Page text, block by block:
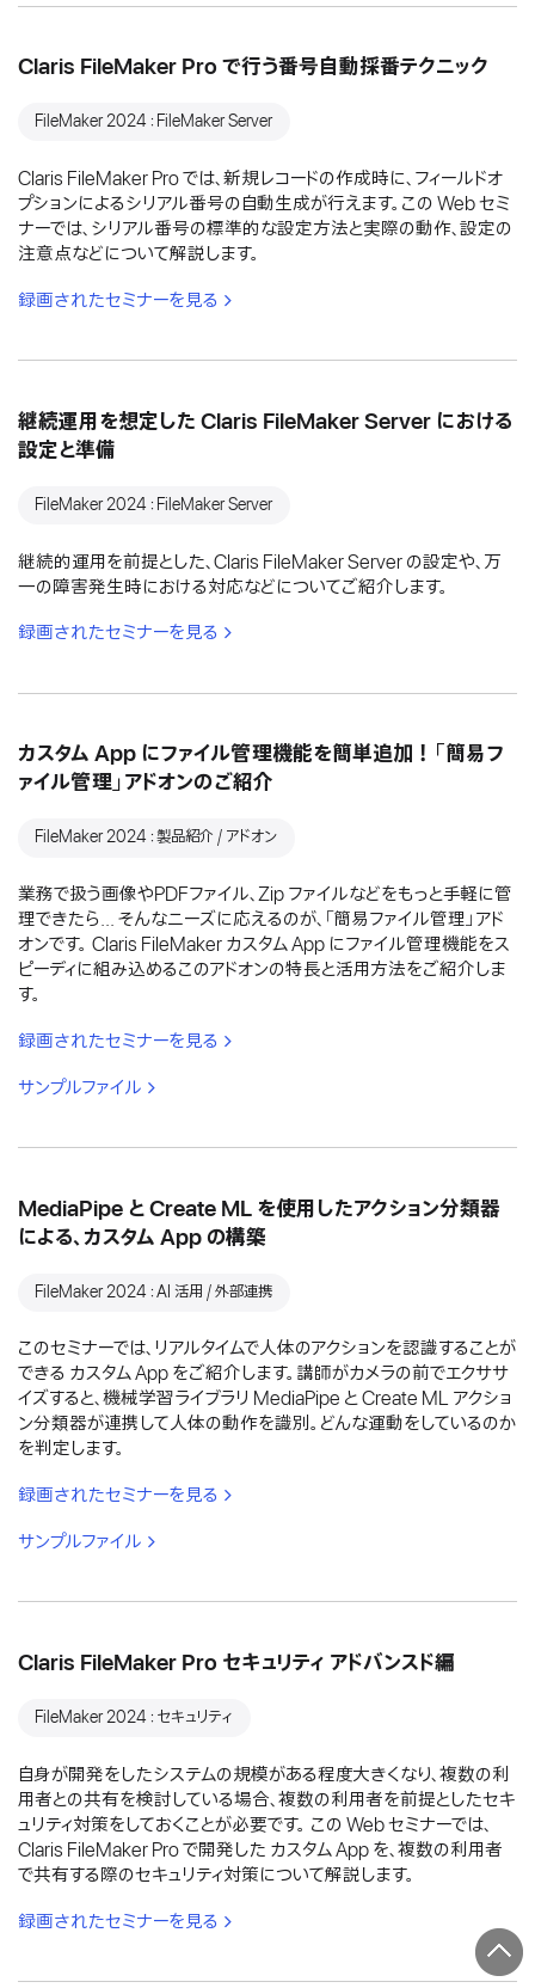
Claris FileMaker Pro で行う番号自動採番テクニック
FileMaker 2024：FileMaker Server
Claris FileMaker Pro では、新規レコードの作成時に、フィールドオ
プションによるシリアル番号の自動生成が行えます。この Web セミ
ナーでは、シリアル番号の標準的な設定方法と実際の動作、設定の
注意点などについて解説します。
録画されたセミナーを見る
継続運用を想定した Claris FileMaker Server における
設定と準備
FileMaker 2024：FileMaker Server
継続的運用を前提とした、Claris FileMaker Server の設定や、万
一の障害発生時における対応などについてご紹介します。
録画されたセミナーを見る
カスタム App にファイル管理機能を簡単追加！「簡易フ
ァイル管理」アドオンのご紹介
FileMaker 2024：製品紹介 / アドオン
業務で扱う画像やPDFファイル、Zip ファイルなどをもっと手軽に管
理できたら... そんなニーズに応えるのが、「簡易ファイル管理」アド
オンです。 Claris FileMaker カスタム App にファイル管理機能をス
ピーディに組み込めるこのアドオンの特長と活用方法をご紹介しま
す。
録画されたセミナーを見る
サンプルファイル
MediaPipe と Create ML を使用したアクション分類器
による、カスタム App の構築
FileMaker 2024：AI 活用 / 外部連携
このセミナーでは、リアルタイムで人体のアクションを認識することが
できる カスタム App をご紹介します。講師がカメラの前でエクササ
イズすると、機械学習ライブラリ MediaPipe と Create ML アクショ
ン分類器が連携して人体の動作を識別。どんな運動をしているのか
を判定します。
録画されたセミナーを見る
サンプルファイル
Claris FileMaker Pro セキュリティ アドバンスド編
FileMaker 2024：セキュリティ
自身が開発をしたシステムの規模がある程度大きくなり、複数の利
用者との共有を検討している場合、複数の利用者を前提としたセキ
ュリティ対策をしておくことが必要です。 この Web セミナーでは、
Claris FileMaker Pro で開発した カスタム App を、複数の利用者
で共有する際のセキュリティ対策について解説します。
録画されたセミナーを見る